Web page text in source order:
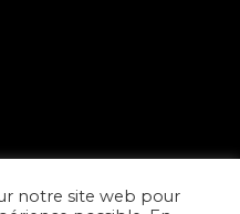
notre site web pour